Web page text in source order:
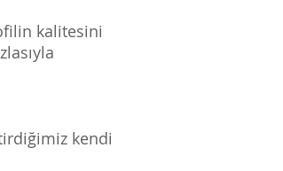
kalitesini
kendi